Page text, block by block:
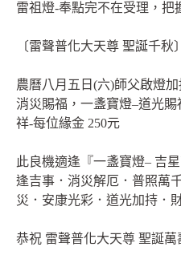
雷祖燈-奉點完不在受理，把
〔雷聲普化大天尊 聖誕千秋
農曆八月五日(六)師父啟燈
消災賜福，一盞寶燈–道光
祥-每位緣金 250元
此良機適逢『一盞寶燈– 吉
逢吉事．消災解厄．普照萬
災．安康光彩．道光加持．
恭祝 雷聲普化大天尊 聖誕萬